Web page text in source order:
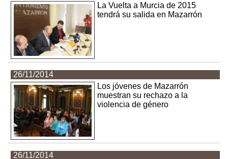
La Vuelta a Murcia de 2015
tendrá su salida en Mazarrón
26/11/2014
Los jóvenes de Mazarrón
muestran su rechazo a la
violencia de género
26/11/2014